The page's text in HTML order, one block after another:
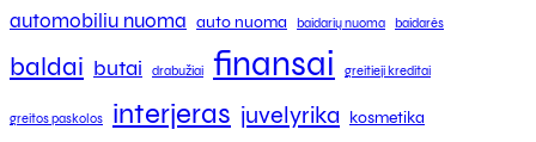
automobiliu nuoma auto nuoma baidarių nuoma baidarės
baldai butai drabužiai finansai greitieji kreditai
greitos paskolos interjeras juvelyrika kosmetika